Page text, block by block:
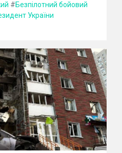
#Безпілотний бойовий
України